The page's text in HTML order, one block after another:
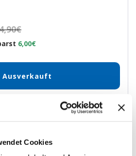
Cookies
6,00€
Ausverkauft
diesem Artikel